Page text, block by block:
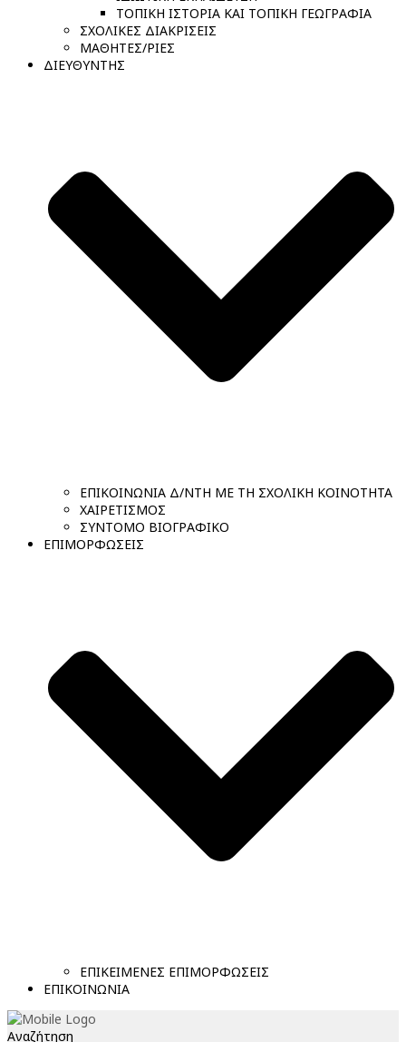
ΤΟΠΙΚΗ ΙΣΤΟΡΙΑ ΚΑΙ ΤΟΠΙΚΗ ΓΕΩΓΡΑΦΙΑ
ΣΧΟΛΙΚΕΣ ΔΙΑΚΡΙΣΕΙΣ
ΜΑΘΗΤΕΣ/ΡΙΕΣ
ΔΙΕΥΘΥΝΤΗΣ
ΕΠΙΚΟΙΝΩΝΙΑ Δ/ΝΤΗ ΜΕ ΤΗ ΣΧΟΛΙΚΗ ΚΟΙΝΟΤΗΤΑ
ΧΑΙΡΕΤΙΣΜΟΣ
ΣΥΝΤΟΜΟ ΒΙΟΓΡΑΦΙΚΟ
ΕΠΙΜΟΡΦΩΣΕΙΣ
ΕΠΙΚΕΙΜΕΝΕΣ ΕΠΙΜΟΡΦΩΣΕΙΣ
ΕΠΙΚΟΙΝΩΝΙΑ
Αναζήτηση